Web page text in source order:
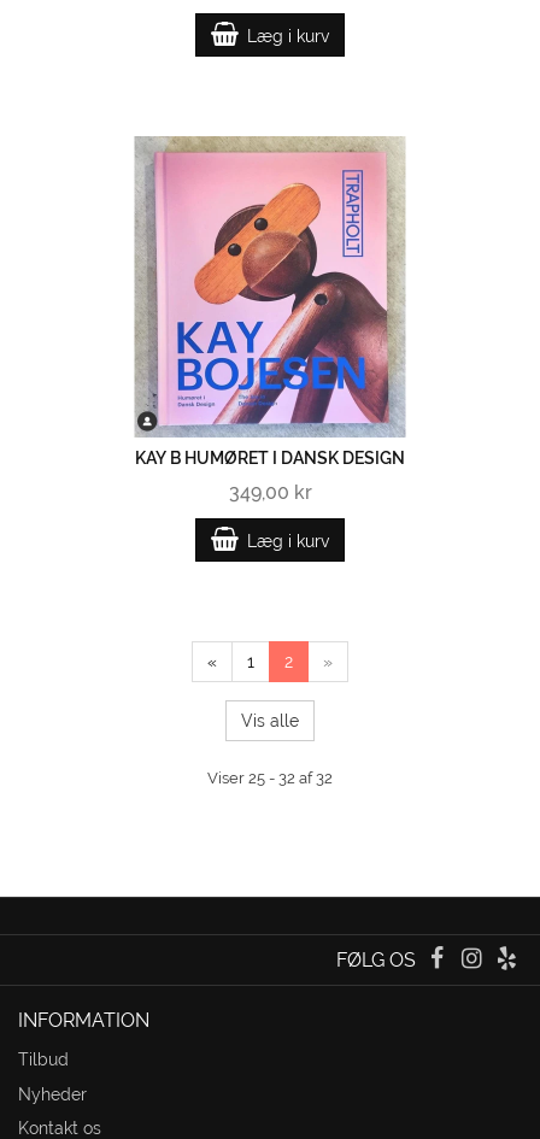
Læg i kurv
KAY B HUMØRET I DANSK DESIGN
349,00 kr
Læg i kurv
« 1 2 »
Vis alle
Viser 25 - 32 af 32
FØLG OS
INFORMATION
Tilbud
Nyheder
Kontakt os